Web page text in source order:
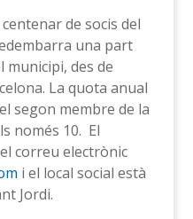
de socis del
una part
des de
La quota anual
segon membre de la
només 10. El
correu electrònic
i el local social està
Jordi.